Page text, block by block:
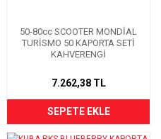
50-80cc SCOOTER MONDİAL
TURİSMO 50 KAPORTA SETİ
KAHVERENGİ
7.262,38 TL
SEPETE EKLE